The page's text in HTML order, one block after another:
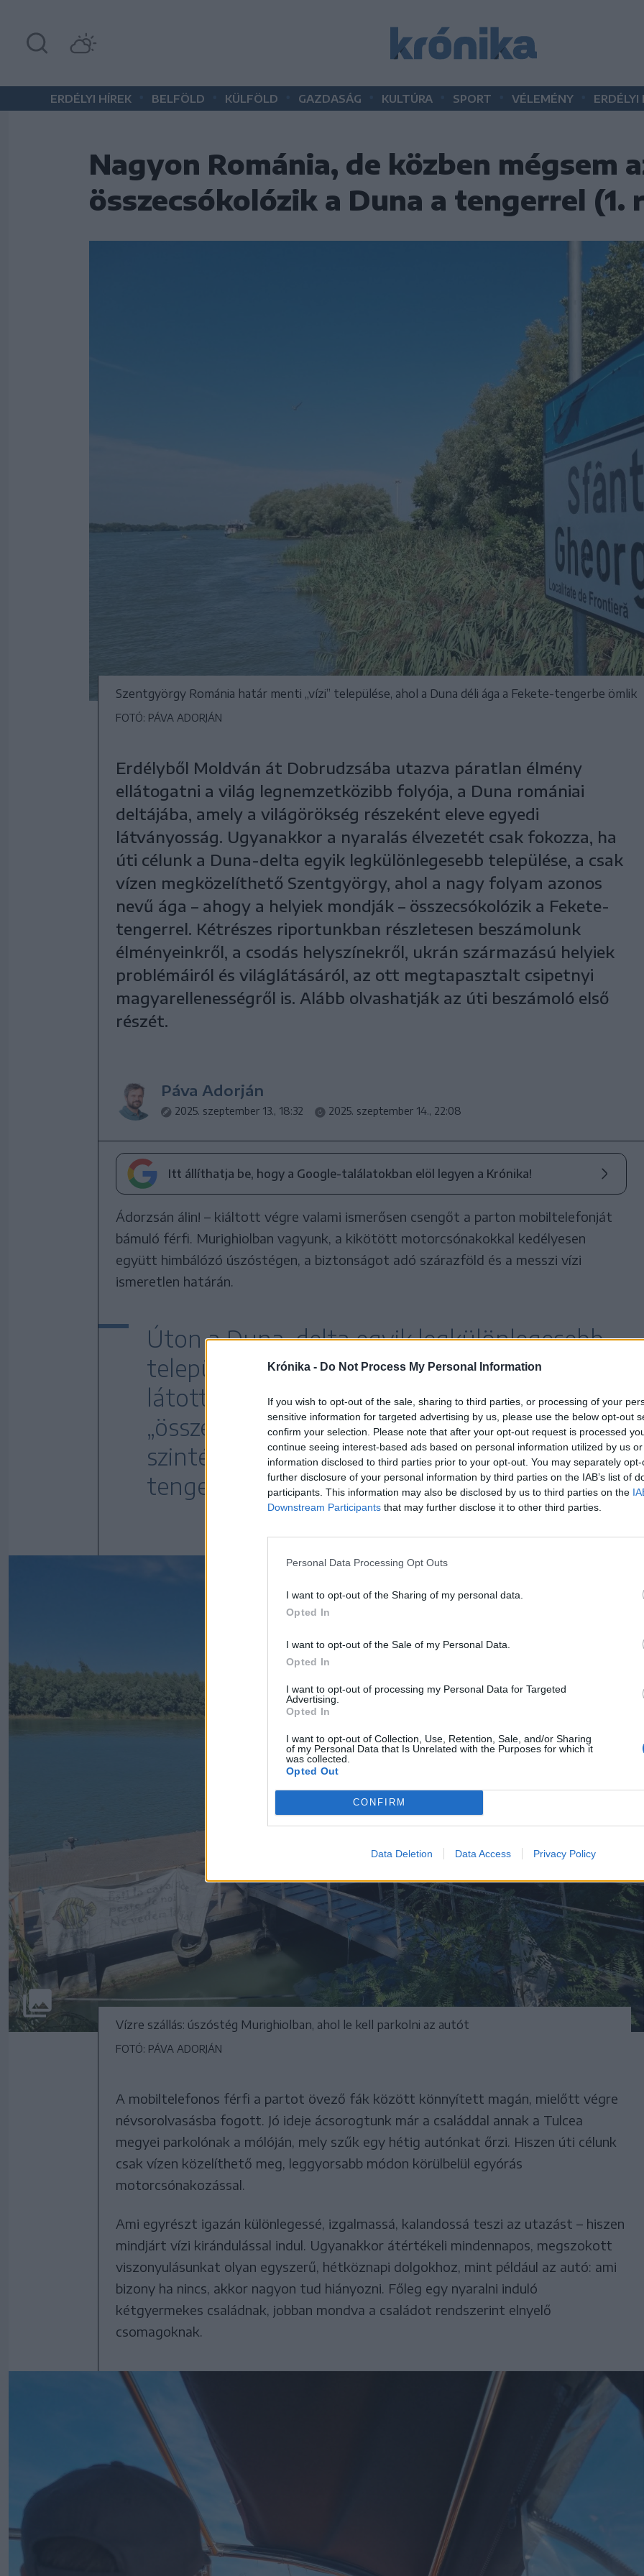
Krónika - Do Not Process My Personal Information
If you wish to opt-out of the sale, sharing to third parties, or processing of your
sensitive information for targeted advertising by us, please use the below opt-out
confirm your selection. Please note that after your opt-out request is processed
continue seeing interest-based ads based on personal information utilized by us
information disclosed to third parties prior to your opt-out. You may separately
further disclosure of your personal information by third parties on the IAB’s list of
participants. This information may also be disclosed by us to third parties on the
Downstream Participants that may further disclose it to other third parties.
Personal Data Processing Opt Outs
I want to opt-out of the Sharing of my personal data.
Opted In
I want to opt-out of the Sale of my Personal Data.
Opted In
I want to opt-out of processing my Personal Data for Targeted
Advertising.
Opted In
I want to opt-out of Collection, Use, Retention, Sale, and/or Sharing
of my Personal Data that Is Unrelated with the Purposes for which it
was collected.
Opted Out
CONFIRM
Data Deletion Data Access Privacy Policy
ERDÉLYI HÍREK BELFÖLD KÜLFÖLD GAZDASÁG KULTÚRA SPORT VÉLEMÉNY ERDÉLYI
Nagyon Románia, de közben mégsem
összecsókolózik a Duna a tengerrel (1.
Szentgyörgy Románia határ menti „vízi” települése, ahol a Duna déli ága a Fekete-tengerbe ömlik
FOTÓ: PÁVA ADORJÁN
Erdélyből Moldván át Dobrudzsába utazva páratlan élmény
ellátogatni a világ legnemzetközibb folyója, a Duna romániai
deltájába, amely a világörökség részeként eleve egyedi
látványosság. Ugyanakkor a nyaralás élvezetét csak fokozza, ha
úti célunk a Duna-delta egyik legkülönlegesebb települése, a csak
vízen megközelíthető Szentgyörgy, ahol a nagy folyam azonos
nevű ága – ahogy a helyiek mondják – összecsókolózik a Fekete-
tengerrel. Kétrészes riportunkban részletesen beszámolunk
élményeinkről, a csodás helyszínekről, ukrán származású helyiek
problémáiról és világlátásáról, az ott megtapasztalt csipetnyi
magyarellenességről is. Alább olvashatják az úti beszámoló első
részét.
Páva Adorján
2025. szeptember 13., 18:32 2025. szeptember 14., 22:08
Itt állíthatja be, hogy a Google-találatokban elöl legyen a Krónika!
Ádorzsán álin! – kiáltott végre valami ismerősen csengőt a parton mobiltelefonját
bámuló férfi. Murighiolban vagyunk, a kikötött motorcsónakokkal kedélyesen
együtt himbálózó úszóstégen, a biztonságot adó szárazföld és a messzi vízi
ismeretlen határán.
Úton a Duna-delta egyik legkülönlegesebb
települése, Szentgyörgy felé, ahol a sokat
látott Duna azonos nevű ága
„összecsókolózik” a történelem viharaiban
szintén alaposan megedződött Fekete-
tengerrel.
Vízre szállás: úszóstég Murighiolban, ahol le kell parkolni az autót
FOTÓ: PÁVA ADORJÁN
A mobiltelefonos férfi a partot övező fák között könnyített magán, mielőtt végre
névsorolvasásba fogott. Jó ideje ácsorogtunk már a családdal annak a Tulcea
megyei parkolónak a mólóján, mely szűk egy hétig autónkat őrzi. Hiszen úti célunk
csak vízen közelíthető meg, leggyorsabb módon körülbelül egyórás
motorcsónakozással.
Ami egyrészt igazán különlegessé, izgalmassá, kalandossá teszi az utazást – hiszen
mindjárt vízi kirándulással indul. Ugyanakkor átértékeli mindennapos, megszokott
viszonyulásunkat olyan egyszerű, hétköznapi dolgokhoz, mint például az autó: ami
bizony ha nincs, akkor nagyon tud hiányozni. Főleg egy nyaralni induló
kétgyermekes családnak, jobban mondva a családot rendszerint elnyelő
csomagoknak.